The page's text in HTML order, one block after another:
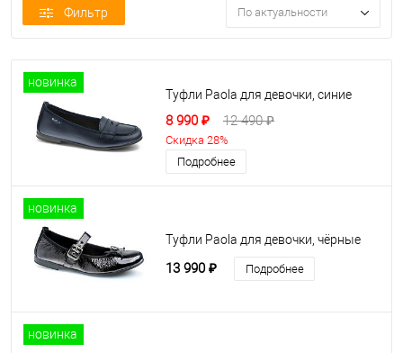
Фильтр По актуальности
новинка
Туфли Paola для девочки, синие
8 990 ₽ 12 490 ₽
Скидка 28%
Подробнее
новинка
Туфли Paola для девочки, чёрные
13 990 ₽ Подробнее
новинка